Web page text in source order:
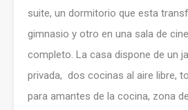
suite, un dormitorio que esta
gimnasio y otro en una sala de
completo. La casa dispone de un
privada, dos cocinas al aire libre,
para amantes de la cocina, zona